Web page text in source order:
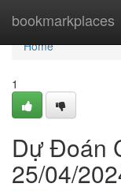
bookmarkplaces
Home
Home
1
Dự Đoán
25/04/